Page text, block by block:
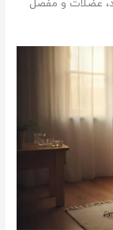
عضلات و مفصل